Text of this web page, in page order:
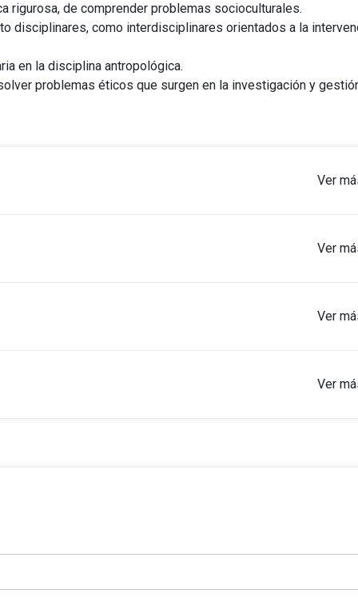
rigurosa, de comprender problemas socioculturales.
disciplinares, como interdisciplinares orientados a la
en la disciplina antropológica.
problemas éticos que surgen en la investigación y
Ver
Ver
en Antropología, o en disciplinas afines. En caso de
ser equivalentes a los citados anteriormente y deben
vitae).
indicados para lograr las competencias exigidas para la
que explique el interés del postulante en el Programa, sus
realizar en el Doctorado, y los compromisos de dedicación
Ver
semestres en el Programa.
de Investigación.
sigla VRI).
(ANT3040).
a una revista o libro de corriente principal en caso de
Ver
Su trabajo más reciente trata sobre el trauma de la